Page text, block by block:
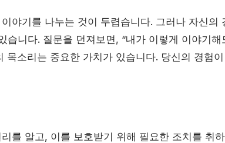
야기를 나누는 것이 두렵습니다. 그러나 자신의
습니다. 질문을 던져보면, “내가 이렇게 이야기
목소리는 중요한 가치가 있습니다. 당신의 경험
를 알고, 이를 보호받기 위해 필요한 조치를 취